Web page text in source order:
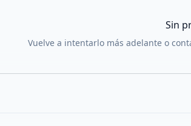
Sin
Vuelve a intentarlo más adelante o